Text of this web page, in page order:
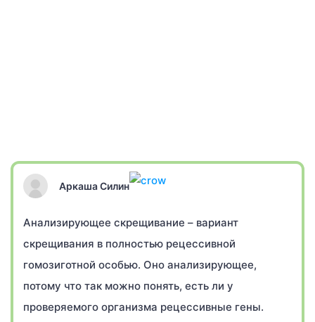
Аркаша Силин
Анализирующее скрещивание – вариант
скрещивания в полностью рецессивной
гомозиготной особью. Оно анализирующее,
потому что так можно понять, есть ли у
проверяемого организма рецессивные гены.